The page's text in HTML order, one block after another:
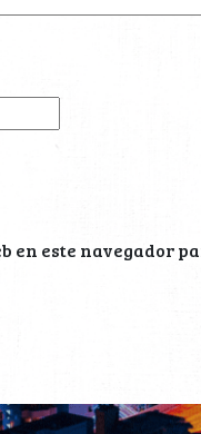
en este navegador